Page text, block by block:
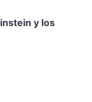
y los